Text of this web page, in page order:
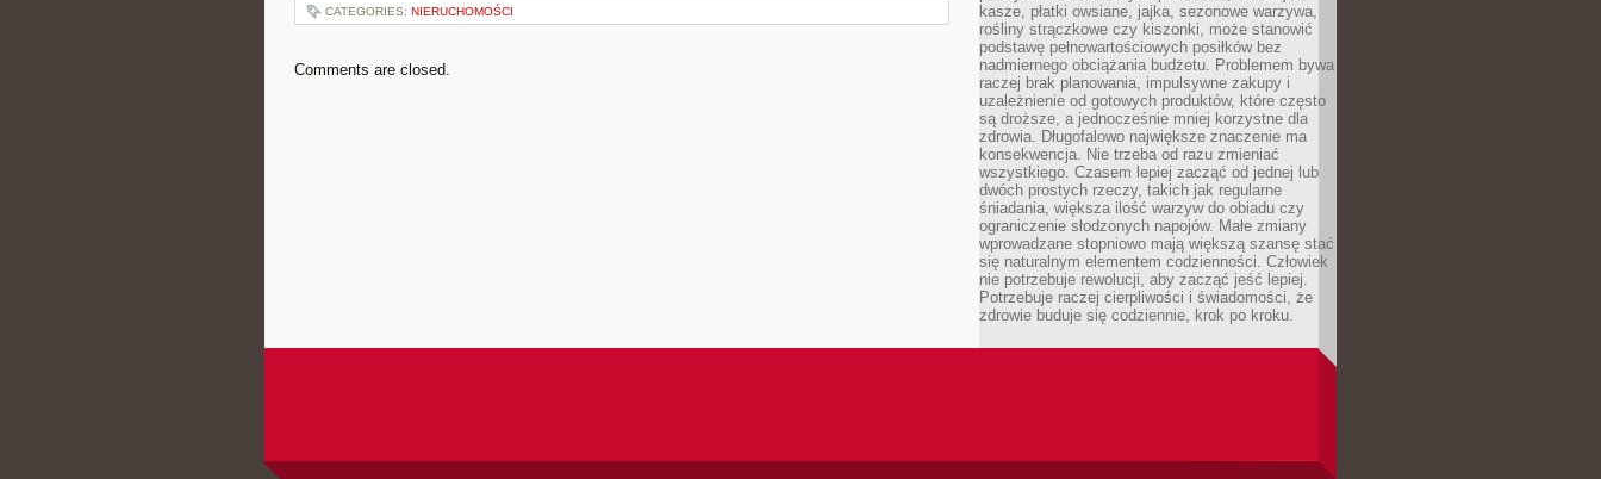
CATEGORIES: NIERUCHOMOŚCI
Comments are closed.
kasze, płatki owsiane, jajka, sezonowe warzywa,
rośliny strączkowe czy kiszonki, może stanowić
podstawę pełnowartościowych posiłków bez
nadmiernego obciążania budżetu. Problemem bywa
raczej brak planowania, impulsywne zakupy i
uzależnienie od gotowych produktów, które często
są droższe, a jednocześnie mniej korzystne dla
zdrowia. Długofalowo największe znaczenie ma
konsekwencja. Nie trzeba od razu zmieniać
wszystkiego. Czasem lepiej zacząć od jednej lub
dwóch prostych rzeczy, takich jak regularne
śniadania, większa ilość warzyw do obiadu czy
ograniczenie słodzonych napojów. Małe zmiany
wprowadzane stopniowo mają większą szansę stać
się naturalnym elementem codzienności. Człowiek
nie potrzebuje rewolucji, aby zacząć jeść lepiej.
Potrzebuje raczej cierpliwości i świadomości, że
zdrowie buduje się codziennie, krok po kroku.